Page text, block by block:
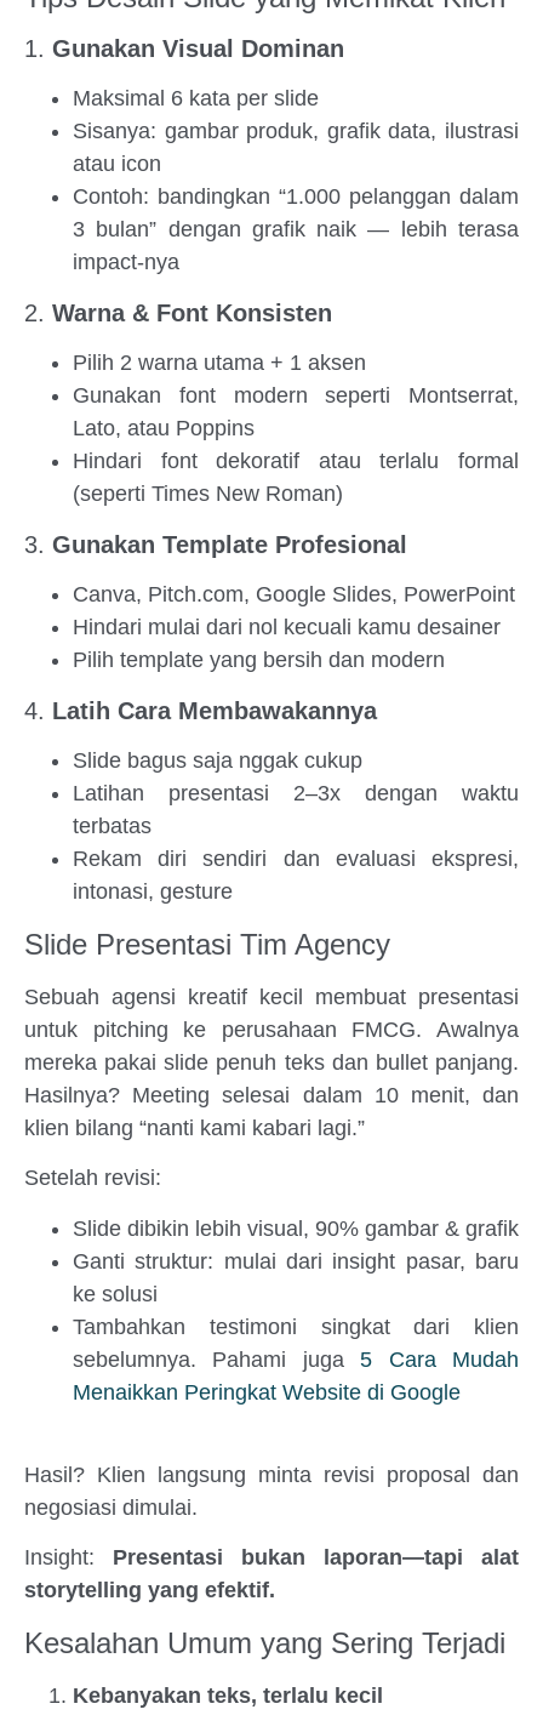
1. Gunakan Visual Dominan
Maksimal 6 kata per slide
Sisanya: gambar produk, grafik data, ilustrasi
atau icon
Contoh: bandingkan “1.000 pelanggan dalam
3 bulan” dengan grafik naik — lebih terasa
impact-nya
2. Warna & Font Konsisten
Pilih 2 warna utama + 1 aksen
Gunakan font modern seperti Montserrat,
Lato, atau Poppins
Hindari font dekoratif atau terlalu formal
(seperti Times New Roman)
3. Gunakan Template Profesional
Canva, Pitch.com, Google Slides, PowerPoint
Hindari mulai dari nol kecuali kamu desainer
Pilih template yang bersih dan modern
4. Latih Cara Membawakannya
Slide bagus saja nggak cukup
Latihan presentasi 2–3x dengan waktu
terbatas
Rekam diri sendiri dan evaluasi ekspresi,
intonasi, gesture
Slide Presentasi Tim Agency
Sebuah agensi kreatif kecil membuat presentasi
untuk pitching ke perusahaan FMCG. Awalnya
mereka pakai slide penuh teks dan bullet panjang.
Hasilnya? Meeting selesai dalam 10 menit, dan
klien bilang “nanti kami kabari lagi.”
Setelah revisi:
Slide dibikin lebih visual, 90% gambar & grafik
Ganti struktur: mulai dari insight pasar, baru
ke solusi
Tambahkan testimoni singkat dari klien
sebelumnya. Pahami juga5 Cara Mudah
Menaikkan Peringkat Website di Google
Hasil? Klien langsung minta revisi proposal dan
negosiasi dimulai.
Insight: Presentasi bukan laporan—tapi alat
storytelling yang efektif.
Kesalahan Umum yang Sering Terjadi
Kebanyakan teks, terlalu kecil